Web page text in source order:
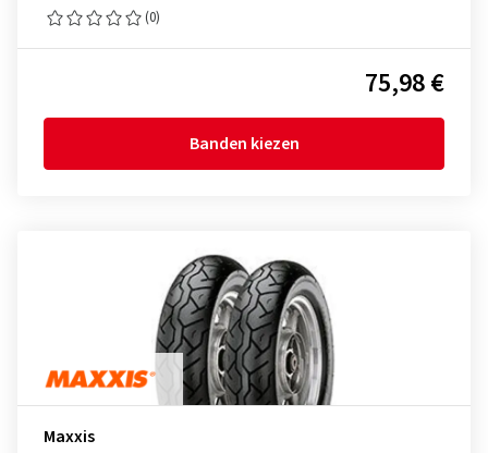
(0)
75,98 €
Banden kiezen
Maxxis